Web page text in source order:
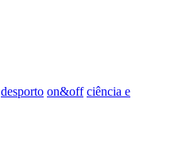
desporto on&off ciência e